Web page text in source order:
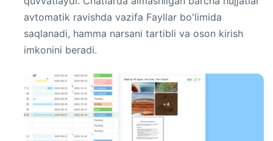
avtomatik ravishda vazifa Fayllar bo'limida
saqlanadi, hamma narsani tartibli va oson kirish
imkonini beradi.